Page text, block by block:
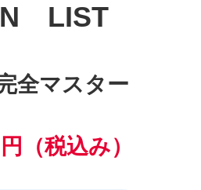
LIST
全マスター
（税込み）